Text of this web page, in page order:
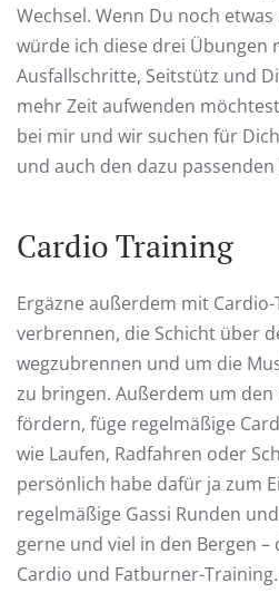
Wechsel. Wenn Du noch
würde ich diese drei Übungen
Ausfallschritte, Seitstütz und
mehr Zeit aufwenden
bei mir und wir suchen für
und auch den dazu
Cardio Training
Ergäzne außerdem mit
verbrennen, die Schicht über
wegzubrennen und um die
zu bringen. Außerdem um
fördern, füge regelmäßige
wie Laufen, Radfahren oder
persönlich habe dafür ja zum
regelmäßige Gassi Runden
gerne und viel in den Bergen –
Cardio und Fatburner-Training.